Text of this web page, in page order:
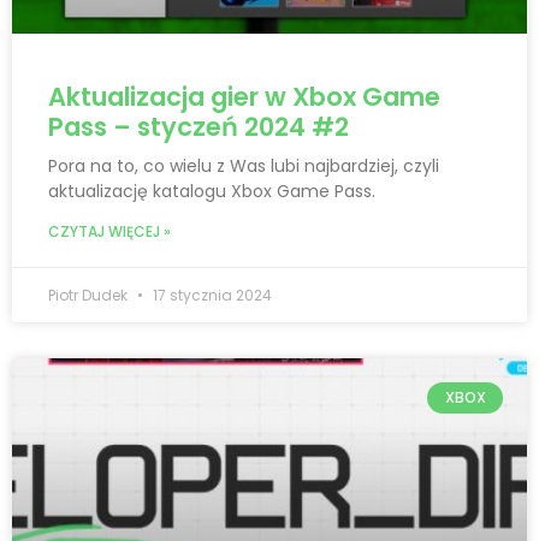
Aktualizacja gier w Xbox Game
Pass – styczeń 2024 #2
Pora na to, co wielu z Was lubi najbardziej, czyli
aktualizację katalogu Xbox Game Pass.
CZYTAJ WIĘCEJ »
Piotr Dudek 17 stycznia 2024
XBOX